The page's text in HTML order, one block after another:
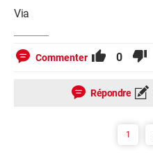
Via
Commenter 0
Répondre
1